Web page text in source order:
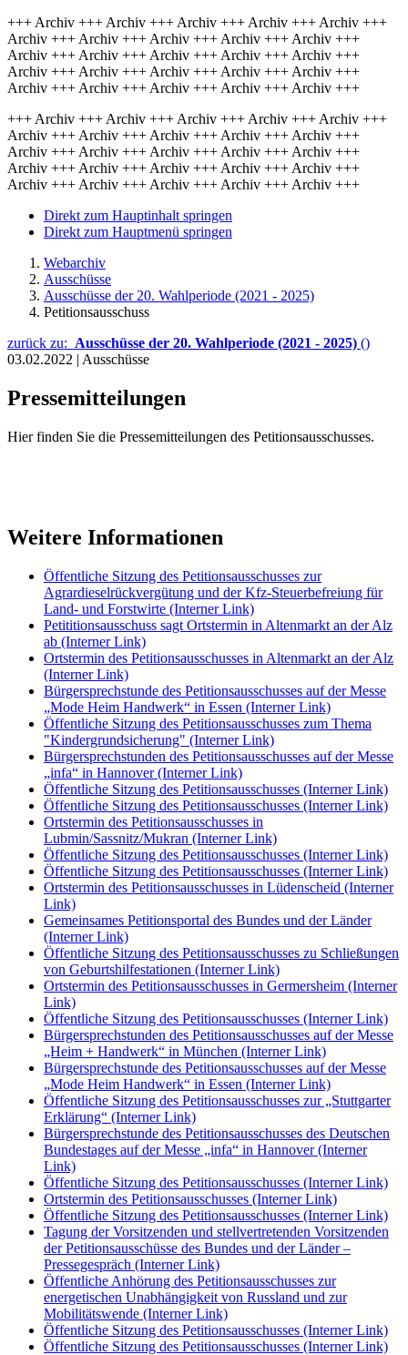
+++ Archiv +++ Archiv +++ Archiv +++ Archiv +++ Archiv +++
Archiv +++ Archiv +++ Archiv +++ Archiv +++ Archiv +++
Archiv +++ Archiv +++ Archiv +++ Archiv +++ Archiv +++
Archiv +++ Archiv +++ Archiv +++ Archiv +++ Archiv +++
Archiv +++ Archiv +++ Archiv +++ Archiv +++ Archiv +++
+++ Archiv +++ Archiv +++ Archiv +++ Archiv +++ Archiv +++
Archiv +++ Archiv +++ Archiv +++ Archiv +++ Archiv +++
Archiv +++ Archiv +++ Archiv +++ Archiv +++ Archiv +++
Archiv +++ Archiv +++ Archiv +++ Archiv +++ Archiv +++
Archiv +++ Archiv +++ Archiv +++ Archiv +++ Archiv +++
Direkt zum Hauptinhalt springen
Direkt zum Hauptmenü springen
Webarchiv
Ausschüsse
Ausschüsse der 20. Wahlperiode (2021 - 2025)
Petitionsausschuss
zurück zu: Ausschüsse der 20. Wahlperiode (2021 - 2025) ()
03.02.2022 | Ausschüsse
Pressemitteilungen
Hier finden Sie die Pressemitteilungen des Petitionsausschusses.
Weitere Informationen
Öffentliche Sitzung des Petitionsausschusses zur
Agrardieselrückvergütung und der Kfz-Steuerbefreiung für
Land- und Forstwirte (Interner Link)
Petititionsausschuss sagt Ortstermin in Altenmarkt an der Alz
ab (Interner Link)
Ortstermin des Petitionsausschusses in Altenmarkt an der Alz
(Interner Link)
Bürgersprechstunde des Petitionsausschusses auf der Messe
„Mode Heim Handwerk“ in Essen (Interner Link)
Öffentliche Sitzung des Petitionsausschusses zum Thema
"Kindergrundsicherung" (Interner Link)
Bürgersprechstunden des Petitionsausschusses auf der Messe
„infa“ in Hannover(Interner Link)
Öffentliche Sitzung des Petitionsausschusses (Interner Link)
Öffentliche Sitzung des Petitionsausschusses (Interner Link)
Ortstermin des Petitionsausschusses in
Lubmin/Sassnitz/Mukran (Interner Link)
Öffentliche Sitzung des Petitionsausschusses (Interner Link)
Öffentliche Sitzung des Petitionsausschusses (Interner Link)
Ortstermin des Petitionsausschusses in Lüdenscheid (Interner
Link)
Gemeinsames Petitionsportal des Bundes und der Länder
(Interner Link)
Öffentliche Sitzung des Petitionsausschusses zu Schließungen
von Geburtshilfestationen (Interner Link)
Ortstermin des Petitionsausschusses in Germersheim (Interner
Link)
Öffentliche Sitzung des Petitionsausschusses (Interner Link)
Bürgersprechstunden des Petitionsausschusses auf der Messe
„Heim + Handwerk“ in München (Interner Link)
Bürgersprechstunde des Petitionsausschusses auf der Messe
„Mode Heim Handwerk“ in Essen (Interner Link)
Öffentliche Sitzung des Petitionsausschusses zur „Stuttgarter
Erklärung“ (Interner Link)
Bürgersprechstunde des Petitionsausschusses des Deutschen
Bundestages auf der Messe „infa“ in Hannover(Interner
Link)
Öffentliche Sitzung des Petitionsausschusses (Interner Link)
Ortstermin des Petitionsausschusses (Interner Link)
Öffentliche Sitzung des Petitionsausschusses (Interner Link)
Tagung der Vorsitzenden und stellvertretenden Vorsitzenden
der Petitionsausschüsse des Bundes und der Länder –
Pressegespräch (Interner Link)
Öffentliche Anhörung des Petitionsausschusses zur
energetischen Unabhängigkeit von Russland und zur
Mobilitätswende (Interner Link)
Öffentliche Sitzung des Petitionsausschusses (Interner Link)
Öffentliche Sitzung des Petitionsausschusses (Interner Link)